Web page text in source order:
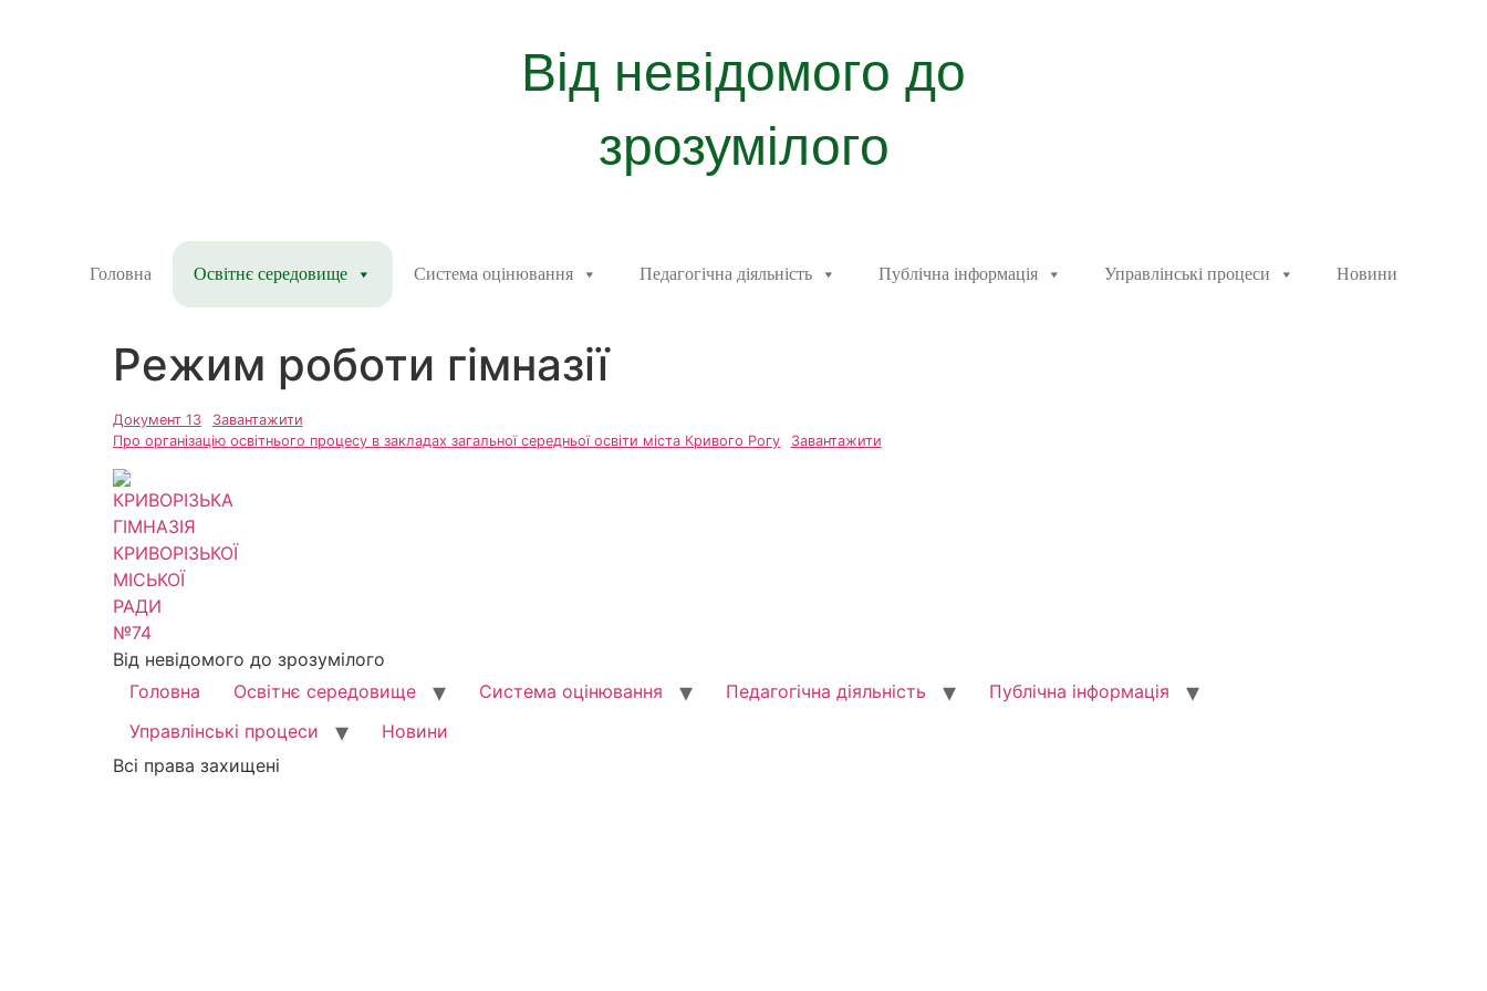
Від невідомого до
зрозумілого
Головна Освітнє середовище Система оцінювання Педагогічна діяльність Публічна інформація Управлінські процеси Новини
Режим роботи гімназії
Документ 13
Завантажити
Про організацію освітнього процесу в закладах загальної середньої освіти міста Кривого Рогу
Завантажити
Від невідомого до зрозумілого
Головна
Освітнє середовище Система оцінювання Педагогічна діяльність
Публічна інформація
Управлінські процеси
Новини
Всі права захищені